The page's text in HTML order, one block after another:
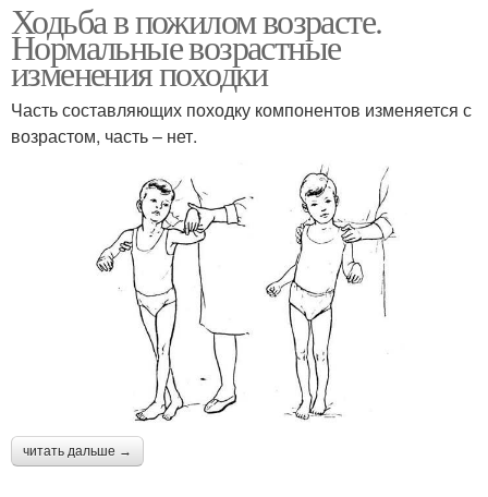
Ходьба в пожилом возрасте.
Нормальные возрастные
изменения походки
Часть составляющих походку компонентов изменяется с
возрастом, часть – нет.
читать дальше →